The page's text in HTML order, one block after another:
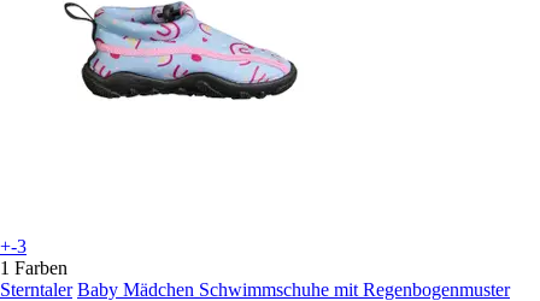
+-3
1 Farben
Sterntaler Baby Mädchen Schwimmschuhe mit Regenbogenmuster